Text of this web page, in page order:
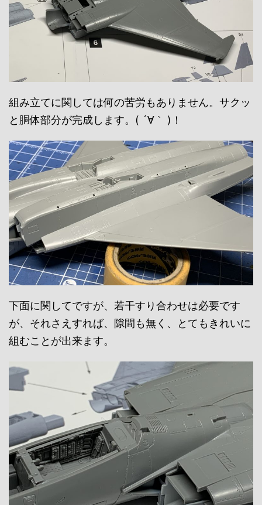
組み立てに関しては何の苦労もありません。サクッ
と胴体部分が完成します。( ´∀｀ )！
下面に関してですが、若干すり合わせは必要です
が、それさえすれば、隙間も無く、とてもきれいに
組むことが出来ます。